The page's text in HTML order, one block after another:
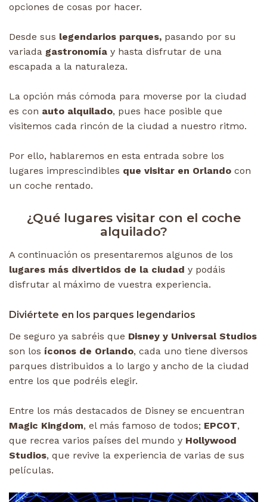
opciones de cosas por hacer.
Desde sus legendarios parques, pasando por su
variada gastronomía y hasta disfrutar de una
escapada a la naturaleza.
La opción más cómoda para moverse por la ciudad
es con auto alquilado, pues hace posible que
visitemos cada rincón de la ciudad a nuestro ritmo.
Por ello, hablaremos en esta entrada sobre los
lugares imprescindibles que visitar en Orlando con
un coche rentado.
¿Qué lugares visitar con el coche
alquilado?
A continuación os presentaremos algunos de los
lugares más divertidos de la ciudad y podáis
disfrutar al máximo de vuestra experiencia.
Diviértete en los parques legendarios
De seguro ya sabréis que Disney y Universal Studios
son los íconos de Orlando, cada uno tiene diversos
parques distribuidos a lo largo y ancho de la ciudad
entre los que podréis elegir.
Entre los más destacados de Disney se encuentran
Magic Kingdom, el más famoso de todos; EPCOT,
que recrea varios países del mundo y Hollywood
Studios, que revive la experiencia de varias de sus
películas.